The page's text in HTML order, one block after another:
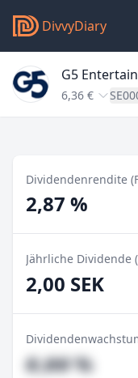
DivvyDiary
G5
6,36 €
Dividendenrendite
2,87 %
Jährliche Dividende
2,00 SEK
#,## %